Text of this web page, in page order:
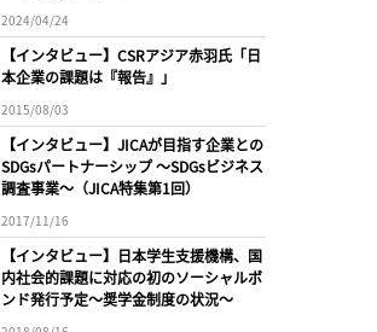
2024/04/24
【インタビュー】CSRアジア赤羽氏「日
本企業の課題は『報告』」
2015/08/03
【インタビュー】JICAが目指す企業との
SDGsパートナーシップ 〜SDGsビジネス
調査事業〜（JICA特集第1回）
2017/11/16
【インタビュー】日本学生支援機構、国
内社会的課題に対応の初のソーシャルボ
ンド発行予定〜奨学金制度の状況〜